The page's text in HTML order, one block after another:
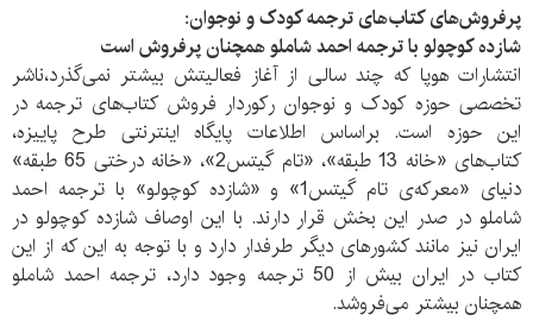
پرفروش‌های کتاب‌های ترجمه کودک و نوجوان:
شازده کوچولو با ترجمه احمد شاملو همچنان پرفروش است
انتشارات هوپا که چند سالی از آغاز فعالیتش بیشتر نمی‌گذرد،ناشر
تخصصی حوزه کودک و نوجوان رکوردار فروش کتاب‌های ترجمه در
این حوزه است. براساس اطلاعات پایگاه اینترنتی طرح پاییزه،
کتاب‌های «خانه 13 طبقه»، «تام گیتس2»، «خانه درختی 65 طبقه»
دنیای «معرکه‌ی تام گیتس1» و «شازده کوچولو» با ترجمه احمد
شاملو در صدر این بخش قرار دارند. با این اوصاف شازده کوچولو در
ایران نیز مانند کشورهای دیگر طرفدار دارد و با توجه به این که از این
کتاب در ایران بیش از 50 ترجمه وجود دارد، ترجمه احمد شاملو
همچنان بیشتر می‌فروشد.